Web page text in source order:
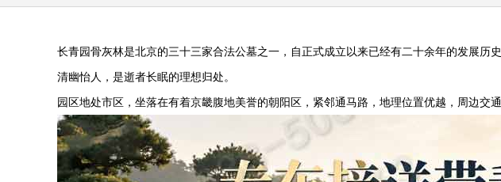
长青园骨灰林是北京的三十三家合法公墓之一，自正式成立以来已经有二十余年的发展历
清幽怡人，是逝者长眠的理想归处。
园区地处市区，坐落在有着京畿腹地美誉的朝阳区，紧邻通马路，地理位置优越，周边交通